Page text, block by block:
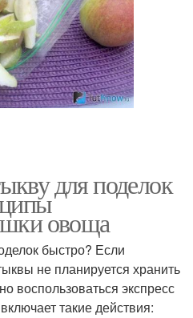
для поделок
овоща
быстро? Если
не планируется хранить
воспользоваться экспресс
такие действия: